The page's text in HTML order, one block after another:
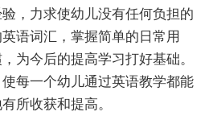
，力求使幼儿没有任何负担的
语词汇，掌握简单的日常用
为今后的提高学习打好基础。
每一个幼儿通过英语教学都能
所收获和提高。